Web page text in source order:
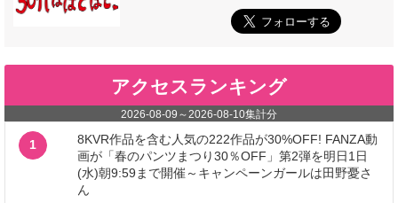
アクセスランキング
2026-08-09 ～2026-08-10集計分
1
8KVR作品を含む人気の222作品が30%OFF! FANZA動
画が「春のパンツまつり30％OFF」第2弾を明日1日
(水)朝9:59まで開催～キャンペーンガールは田野憂さ
ん